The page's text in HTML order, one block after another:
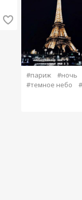
#париж
#ночь
#темное небо